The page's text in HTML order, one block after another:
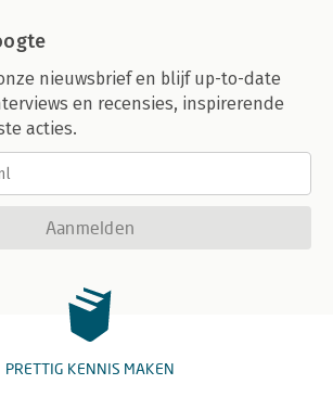
nieuwsbrief en blijf up-to-date
en recensies, inspirerende
acties.
Aanmelden
PRETTIG KENNIS MAKEN